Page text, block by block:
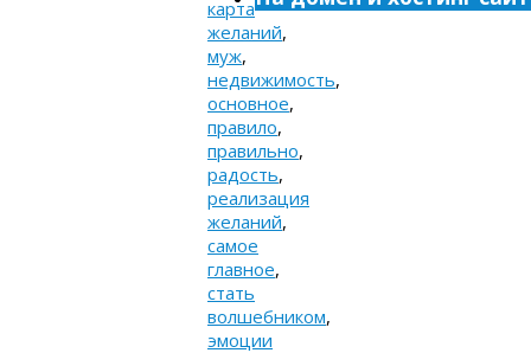
карта
желаний,
муж,
недвижимость,
основное,
правило,
правильно,
радость,
реализация
желаний,
самое
главное,
стать
волшебником,
эмоции